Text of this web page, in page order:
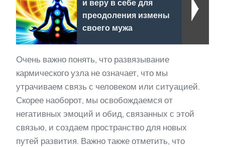
и веру в себе для
преодоления измены
своего мужа
Очень важно понять, что развязывание
кармического узла не означает, что мы
утрачиваем связь с человеком или ситуацией.
Скорее наоборот, мы освобождаемся от
негативных эмоций и обид, связанных с этой
связью, и создаем пространство для новых
путей развития. Важно также отметить, что